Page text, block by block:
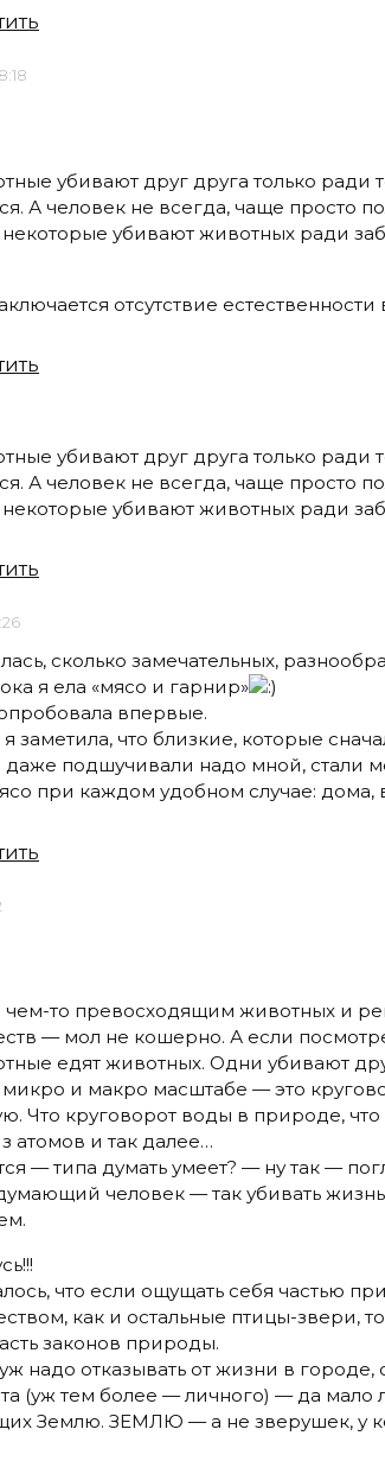
убивают друг друга только ради
А человек не всегда, чаще просто
некоторые убивают животных ради
отсутствие естественности
убивают друг друга только ради
А человек не всегда, чаще просто
некоторые убивают животных ради
сколько замечательных,
я ела «мясо и гарнир»
впервые.
заметила, что близкие, которые
подшучивали надо мной, стали
при каждом удобном случае: дома,
чем-то превосходящим животных и
— мол не кошерно. А если
едят животных. Одни убивают
и макро масштабе — это
Что круговорот воды в природе,
атомов и так далее…
— типа думать умеет? — ну так —
человек — так убивать
что если ощущать себя частью
как и остальные птицы-звери,
законов природы.
надо отказывать от жизни в городе,
(уж тем более — личного) — да мало
Землю. ЗЕМЛЮ — а не зверушек, у